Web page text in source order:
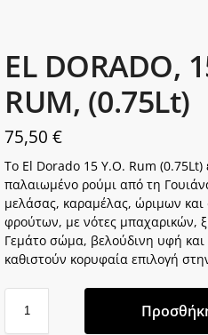
EL DORADO,
RUM, (0.75Lt)
75,50€
Το El Dorado 15 Y.O. Rum
παλαιωμένο ρούμι από τη
μελάσας, καραμέλας, ώριμων
φρούτων, με νότες μπαχαρικών,
Γεμάτο σώμα, βελούδινη υφή
καθιστούν κορυφαία επιλογή